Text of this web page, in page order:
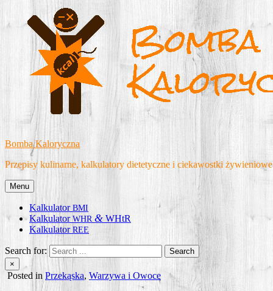
content
Bomba Kaloryczna
Przepisy kulinarne, kalkulatory dietetyczne i ciekawostki żywieniowe
Menu
KalkulatorBMI
KalkulatorWHR & WHtR
KalkulatorREE
Search for:
×
Posted in Przekąska, Warzywa i Owoce